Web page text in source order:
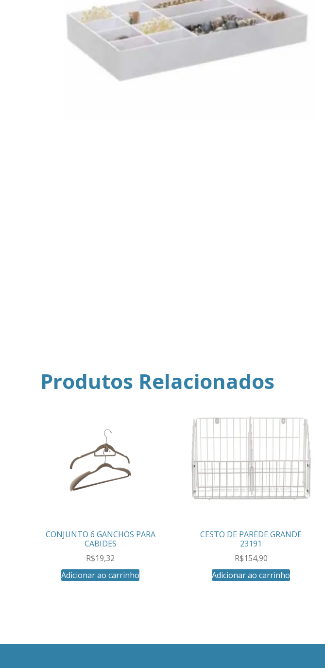
Produtos Relacionados
CONJUNTO 6 GANCHOS PARA
CABIDES
R$19,32
Adicionar ao carrinho
CESTO DE PAREDE GRANDE
23191
R$154,90
Adicionar ao carrinho